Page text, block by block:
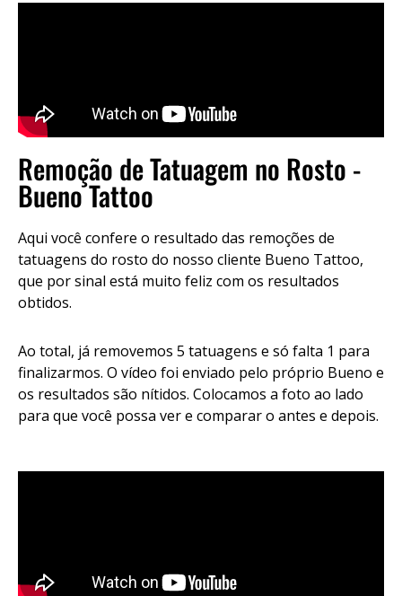
Remoção de Tatuagem no Rosto -
Bueno Tattoo
Aqui você confere o resultado das remoções de
tatuagens do rosto do nosso cliente Bueno Tattoo,
que por sinal está muito feliz com os resultados
obtidos.
Ao total, já removemos 5 tatuagens e só falta 1 para
finalizarmos. O vídeo foi enviado pelo próprio Bueno e
os resultados são nítidos. Colocamos a foto ao lado
para que você possa ver e comparar o antes e depois.